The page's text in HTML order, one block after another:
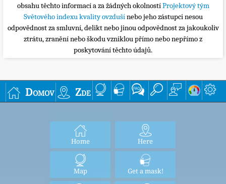
obsahu těchto informací a za žádných okolnostíProjektový tým
Světového indexu kvality ovzdušínebo jeho zástupci nesou
odpovědnost za smluvní, delikt nebo jinou odpovědnost za jakoukoliv
ztrátu, zranění nebo škodu vzniklou přímo nebo nepřímo z
poskytování těchto údajů.
Domov Zde
Home Here
Map Get a mask!